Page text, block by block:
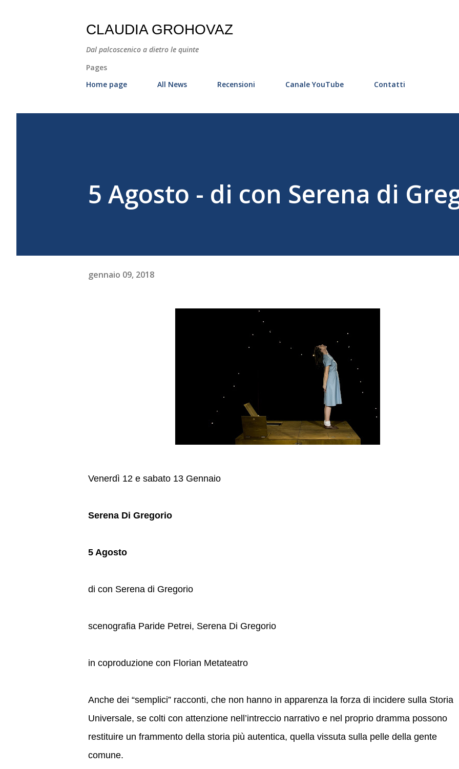
CLAUDIA GROHOVAZ
Dal palcoscenico a dietro le quinte
Pages
Home page
All News Recensioni Canale YouTube Contatti
5 Agosto - di con Serena di
gennaio 09, 2018
Venerdì 12 e sabato 13 Gennaio
Serena Di Gregorio
5 Agosto
di con Serena di Gregorio
scenografia Paride Petrei, Serena Di Gregorio
in coproduzione con Florian Metateatro
Anche dei “semplici” racconti, che non hanno in apparenza la forza di incidere sulla Storia
Universale, se colti con attenzione nell’intreccio narrativo e nel proprio dramma possono
restituire un frammento della storia più autentica, quella vissuta sulla pelle della gente
comune.